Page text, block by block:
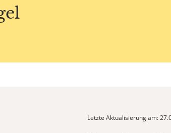
Letzte Aktualisierung am: